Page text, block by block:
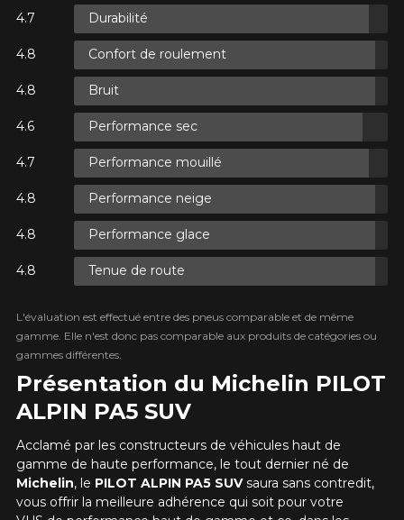
TAXES.
Présentation du Michelin PILOT
ALPIN PA5 SUV
Acclamé par les constructeurs de véhicules haut de
gamme de haute performance, le tout dernier né de
Michelin, le PILOT ALPIN PA5 SUVsaura sans contredit,
vous offrir la meilleure adhérence qui soit pour votre
Durabilité
Confort de roulement
Bruit
Performance sec
Performance mouillé
Performance neige
Performance glace
Tenue de route
L'évaluation est effectué entre des pneus comparable et de même
gamme. Elle n'est donc pas comparable aux produits de catégories ou
gammes différentes.
AJOUTER UN AVIS
Votre avis concernant le
PILOT ALPIN PA5 SUV
Votre véhicule
Année
Marque